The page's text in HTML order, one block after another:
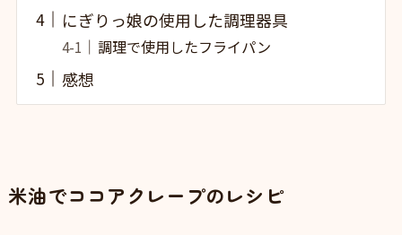
にぎりっ娘の使用した調理器具
調理で使用したフライパン
感想
米油でココアクレープのレシピ